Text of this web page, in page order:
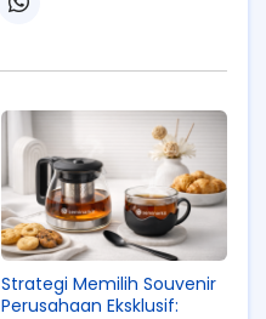
Strategi Memilih Souvenir
Perusahaan Eksklusif: